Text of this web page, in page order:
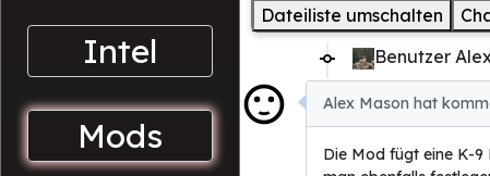
Intel
Mods
Dateiliste umschalten
Benutzer
Alex Mason hat
Die Mod fügt eine K-9